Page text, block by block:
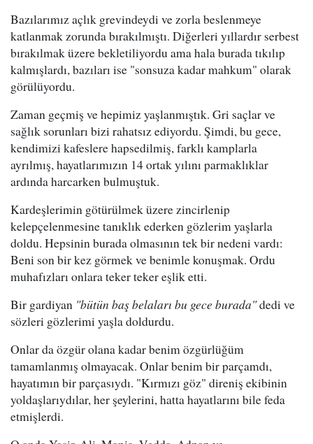
Bazılarımız açlık grevindeydi ve zorla beslenmeye
katlanmak zorunda bırakılmıştı. Diğerleri yıllardır serbest
bırakılmak üzere bekletiliyordu ama hala burada tıkılıp
kalmışlardı, bazıları ise "sonsuza kadar mahkum" olarak
görülüyordu.
Zaman geçmiş ve hepimiz yaşlanmıştık. Gri saçlar ve
sağlık sorunları bizi rahatsız ediyordu. Şimdi, bu gece,
kendimizi kafeslere hapsedilmiş, farklı kamplarla
ayrılmış, hayatlarımızın 14 ortak yılını parmaklıklar
ardında harcarken bulmuştuk.
Kardeşlerimin götürülmek üzere zincirlenip
kelepçelenmesine tanıklık ederken gözlerim yaşlarla
doldu. Hepsinin burada olmasının tek bir nedeni vardı:
Beni son bir kez görmek ve benimle konuşmak. Ordu
muhafızları onlara teker teker eşlik etti.
Bir gardiyan "bütün baş belaları bu gece burada"dedi ve
sözleri gözlerimi yaşla doldurdu.
Onlar da özgür olana kadar benim özgürlüğüm
tamamlanmış olmayacak. Onlar benim bir parçamdı,
hayatımın bir parçasıydı. "Kırmızı göz" direniş ekibinin
yoldaşlarıydılar, her şeylerini, hatta hayatlarını bile feda
etmişlerdi.